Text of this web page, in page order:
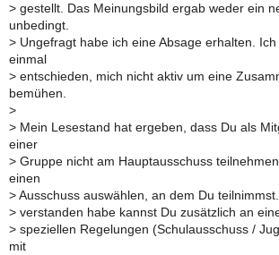
> gestellt. Das Meinungsbild ergab weder ein
unbedingt.
> Ungefragt habe ich eine Absage erhalten.
einmal
> entschieden, mich nicht aktiv um eine
bemühen.
>
> Mein Lesestand hat ergeben, dass Du als
einer
> Gruppe nicht am Hauptausschuss
einen
> Ausschuss auswählen, an dem Du
> verstanden habe kannst Du zusätzlich an
> speziellen Regelungen (Schulausschuss /
mit